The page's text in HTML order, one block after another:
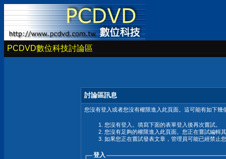
PCDVD數位科技討論區
討論區訊息
您沒有登入或者您沒有權限進入此頁面。這可能有如下幾
您沒有登入。填寫下面的表單登入後再次嘗試。
您沒有足夠的權限進入此頁面。您正在嘗試編輯
如果您正在嘗試發表文章，管理員可能已經禁止
登入